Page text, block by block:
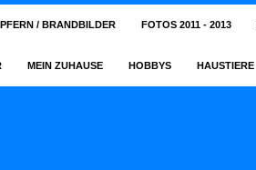
/ BRANDBILDER FOTOS 2011 - 2013
MEIN ZUHAUSE HOBBYS HAUSTIERE